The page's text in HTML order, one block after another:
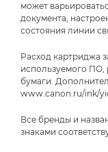
может
документа,
состояния линии
Расход картриджа
используемого ПО,
бумаги.
www.canon.ru/ink/
Все бренды и
знаками